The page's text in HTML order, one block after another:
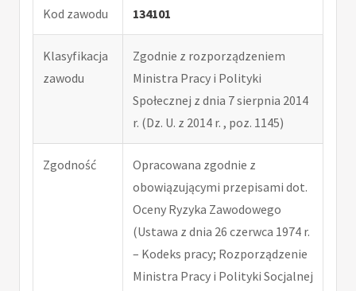
Kod zawodu 134101
Klasyfikacja
zawodu
Zgodnie z rozporządzeniem
Ministra Pracy i Polityki
Społecznej z dnia 7 sierpnia 2014
r. (Dz. U. z 2014 r. , poz. 1145)
Zgodność
Opracowana zgodnie z
obowiązującymi przepisami dot.
Oceny Ryzyka Zawodowego
(Ustawa z dnia 26 czerwca 1974 r.
– Kodeks pracy; Rozporządzenie
Ministra Pracy i Polityki Socjalnej